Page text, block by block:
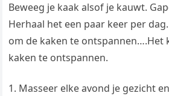
Beweeg je kaak alsof je kauwt.
Herhaal het een paar keer per
om de kaken te ontspannen….Het
kaken te ontspannen.
Masseer elke avond je gezicht